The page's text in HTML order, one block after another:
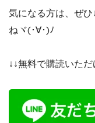
気になる方は、ぜひ
ねヾ(･∀･)ﾉ
↓↓無料で購読いただ